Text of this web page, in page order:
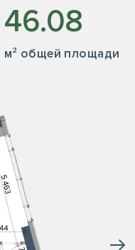
46.08
м² общей площади